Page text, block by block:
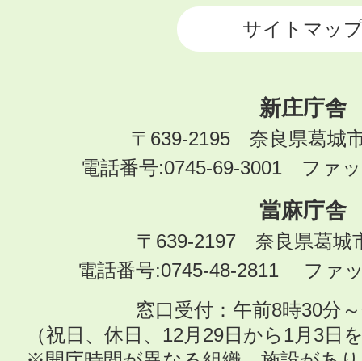
サイトマッ
新庄庁舎
〒639-2195 奈良県葛城
電話番号:0745-69-3001 ファ
當麻庁舎
〒639-2197 奈良県葛城
電話番号:0745-48-2811 ファ
窓口受付：午前8時30分
（祝日、休日、12月29日から1月3日